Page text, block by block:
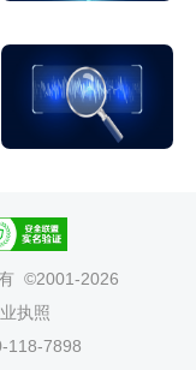
©2001-2026
执照
118-7898